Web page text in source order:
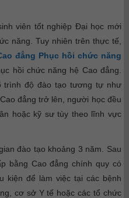
viên tốt nghiệp Đại học mới
năng. Tuy nhiên trên thực tế,
đẳng Phục hồi chức năng
hồi chức năng hệ Cao đẳng.
trình độ đào tạo tương tự như
đẳng trở lên, người học đều
hoặc kỹ sư tùy theo lĩnh vực
đào tạo khoảng 3 năm. Sau
bằng Cao đẳng chính quy có
kiện để làm việc tại các bệnh
cơ sở Y tế hoặc các tổ chức